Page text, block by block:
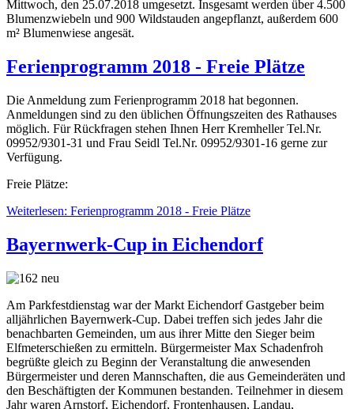
Mittwoch, den 25.07.2018 umgesetzt. Insgesamt werden über 4.500
Blumenzwiebeln und 900 Wildstauden angepflanzt, außerdem 600
m² Blumenwiese angesät.
Ferienprogramm 2018 - Freie Plätze
Die Anmeldung zum Ferienprogramm 2018 hat begonnen.
Anmeldungen sind zu den üblichen Öffnungszeiten des Rathauses
möglich. Für Rückfragen stehen Ihnen Herr Kremheller Tel.Nr.
09952/9301-31 und Frau Seidl Tel.Nr. 09952/9301-16 gerne zur
Verfügung.
Freie Plätze:
Weiterlesen: Ferienprogramm 2018 - Freie Plätze
Bayernwerk-Cup in Eichendorf
Am Parkfestdienstag war der Markt Eichendorf Gastgeber beim
alljährlichen Bayernwerk-Cup. Dabei treffen sich jedes Jahr die
benachbarten Gemeinden, um aus ihrer Mitte den Sieger beim
Elfmeterschießen zu ermitteln. Bürgermeister Max Schadenfroh
begrüßte gleich zu Beginn der Veranstaltung die anwesenden
Bürgermeister und deren Mannschaften, die aus Gemeinderäten und
den Beschäftigten der Kommunen bestanden. Teilnehmer in diesem
Jahr waren Arnstorf, Eichendorf, Frontenhausen, Landau,